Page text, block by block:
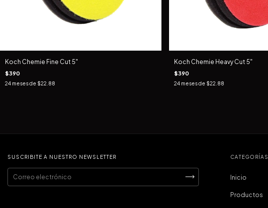
Koch Chemie Fine Cut 5"
$390
24 meses de $22.88
Koch Chemie Heavy Cut 5"
$390
24 meses de $22.88
SUSCRIBITE A NUESTRO NEWSLETTER CATEGORÍAS
Inicio
Productos